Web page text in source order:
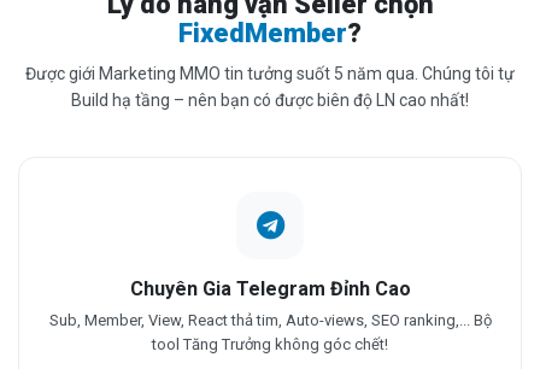
FixedMember?
Được giới Marketing MMO tin tưởng suốt 5 năm qua. Chúng tôi tự
Build hạ tầng – nên bạn có được biên độ LN cao nhất!
Chuyên Gia Telegram Đỉnh Cao
Sub, Member, View, React thả tim, Auto-views, SEO ranking,... Bộ
tool Tăng Trưởng không góc chết!